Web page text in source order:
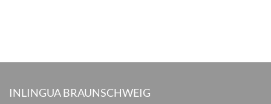
INLINGUA BRAUNSCHWEIG